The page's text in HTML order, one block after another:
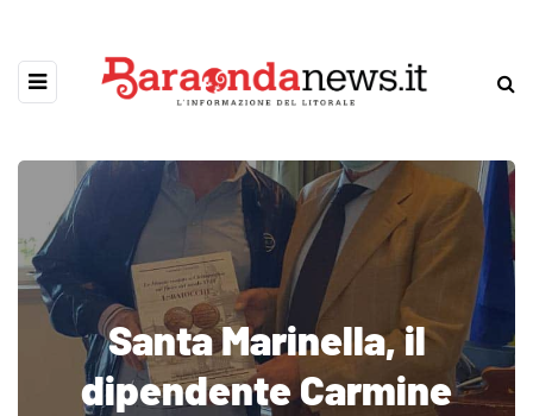
Santa Marinella, il
dipendente Carmine